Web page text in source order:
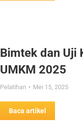
Bimtek dan Uji
UMKM 2025
Pelatihan Mei 15, 2025
Baca artikel